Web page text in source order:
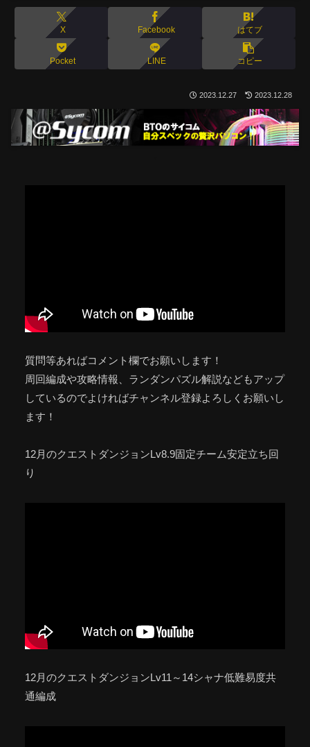
X Facebook はてブ
Pocket LINE コピー
2023.12.27 2023.12.28
質問等あればコメント欄でお願いします！
周回編成や攻略情報、ランダンパズル解説などもアップ
しているのでよければチャンネル登録よろしくお願いし
ます！
12月のクエストダンジョンLv8.9固定チーム安定立ち回
り
12月のクエストダンジョンLv11～14シャナ低難易度共
通編成